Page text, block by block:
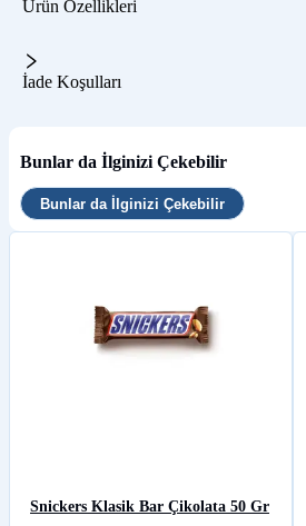
Ürün Özellikleri
İade Koşulları
Bunlar da İlginizi Çekebilir
Bunlar da İlginizi Çekebilir
Snickers Klasik Bar Çikolata 50 Gr